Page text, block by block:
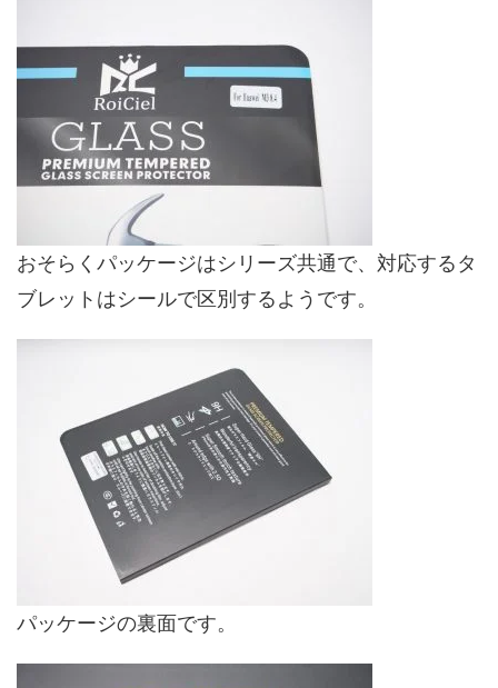
おそらくパッケージはシリーズ共通で、対応するタ
ブレットはシールで区別するようです。
パッケージの裏面です。